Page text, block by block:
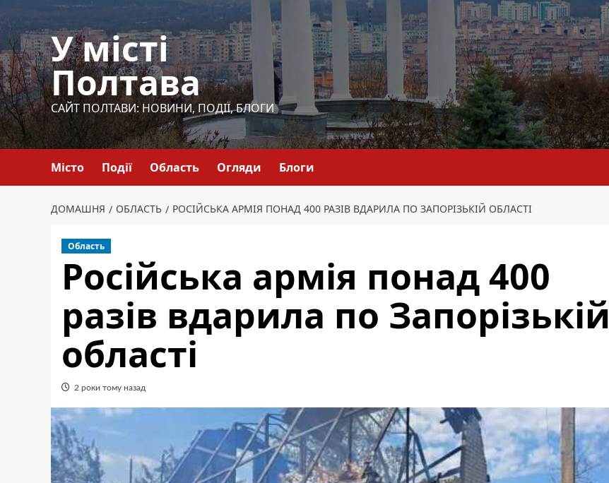
до
вмісту
У місті
Полтава
САЙТ ПОЛТАВИ: НОВИНИ, ПОДІЇ, БЛОГИ
Місто Події Область Огляди Блоги
ДОМАШНЯ ОБЛАСТЬ РОСІЙСЬКА АРМІЯ ПОНАД 400 РАЗІВ ВДАРИЛА ПО ЗАПОРІЗЬКІЙ ОБЛАСТІ
Область
Російська армія понад 400
разів вдарила по Запорізькій
області
2 роки тому назад